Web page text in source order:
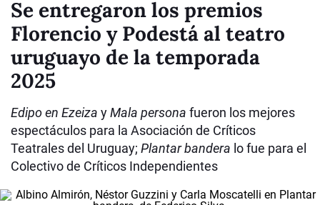
Se entregaron los premios
Florencio y Podestá al teatro
uruguayo de la temporada
2025
Edipo en Ezeiza yMala persona fueron los mejores
espectáculos para la Asociación de Críticos
Teatrales del Uruguay; Plantar bandera lo fue para el
Colectivo de Críticos Independientes